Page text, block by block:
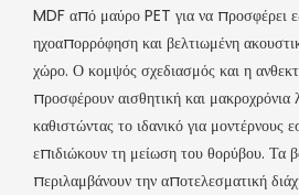
MDF από μαύρο PET για να προσφέρει
ηχοαπορρόφηση και βελτιωμένη
χώρο. Ο κομψός σχεδιασμός και η
προσφέρουν αισθητική και μακροχρόνια
καθιστώντας το ιδανικό για μοντέρνους
επιδιώκουν τη μείωση του θορύβου. Τα
περιλαμβάνουν την αποτελεσματική